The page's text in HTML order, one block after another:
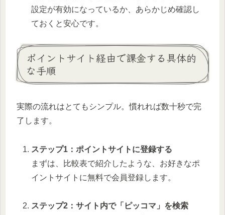
設定が有効になっているか、あらかじめ確認し
ておくと安心です。
ポイントサイト経由で課金する具体的
な手順
実際の流れはとてもシンプル。慣れれば数十秒で完
了します。
ステップ1：ポイントサイトに登録する
まずは、比較表で紹介したような、お好きなポ
イントサイトに無料で会員登録します。
ステップ2：サイト内で「ピッコマ」を検索